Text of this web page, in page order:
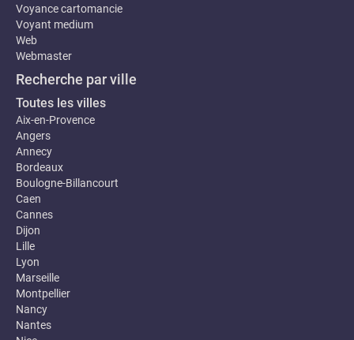
Voyance cartomancie
Voyant medium
Web
Webmaster
Recherche par ville
Toutes les villes
Aix-en-Provence
Angers
Annecy
Bordeaux
Boulogne-Billancourt
Caen
Cannes
Dijon
Lille
Lyon
Marseille
Montpellier
Nancy
Nantes